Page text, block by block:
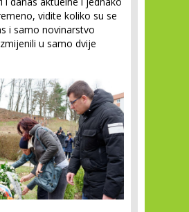
vidite koliko su se
i samo novinarstvo
u samo dvije